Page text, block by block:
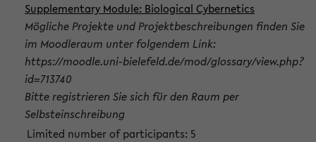
Supplementary Module: Biological Cybernetics
Mögliche Projekte und Projektbeschreibungen finden Sie
im Moodleraum unter folgendem Link:
https://moodle.uni-bielefeld.de/mod/glossary/view.php?
id=713740
Bitte registrieren Sie sich für den Raum per
Selbsteinschreibung
Limited number of participants: 5